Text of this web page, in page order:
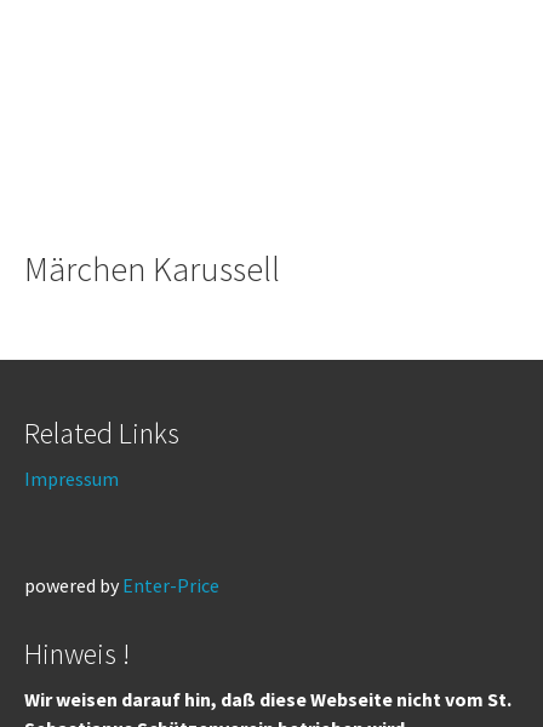
Märchen Karussell
Related Links
Impressum
powered by Enter-Price
Hinweis !
Wir weisen darauf hin, daß diese Webseite nicht vom St.